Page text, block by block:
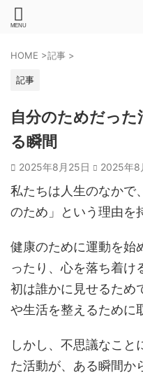
HOME >記事 >
記事
自分のためだっ
る瞬間
2025年8月25日 2025年8
私たちは人生のなかで
のため」という理由を
健康のために運動を始
ったり、心を落ち着け
初は誰かに見せるため
や生活を整えるために
しかし、不思議なこと
た活動が、ある瞬間か